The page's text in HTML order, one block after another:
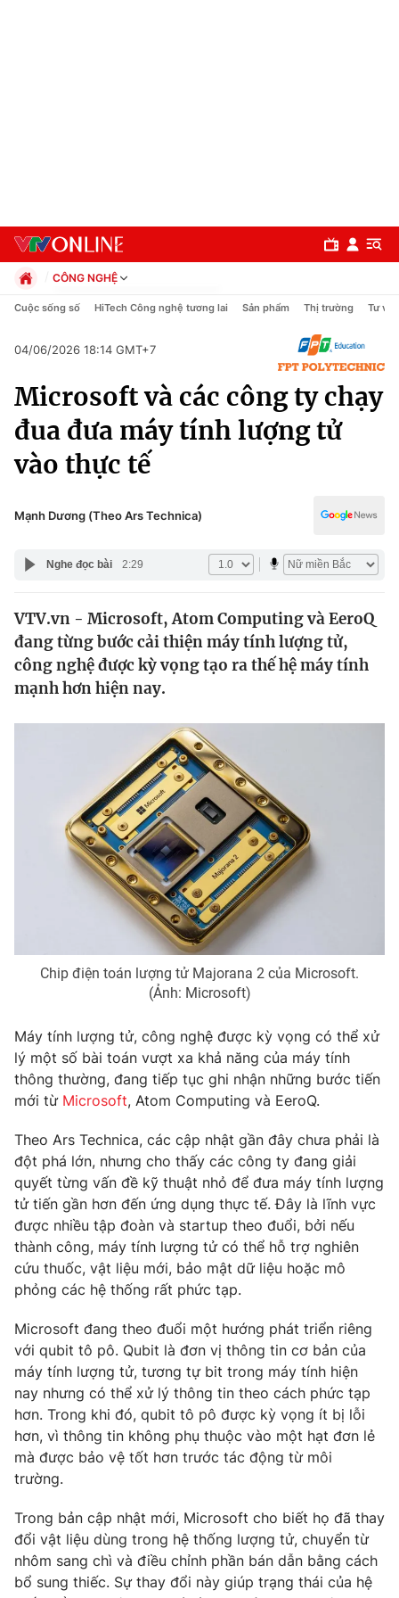
Chính trị
Xã hội
Pháp luật
Y tế
Thế giới
Tin tức
Thế giới đó đây
Câu chuyện quốc tế
Kinh tế
Tài chính
Góc doanh nghiệp
Hậu trường
Giải trí
Điện ảnh
Đời sống
Chất lượng cuộc sống
Tuyển sinh
Công nghệ
Sản phẩm
Thị trường
Giao lưu trực tuyến
Lịch phát sóng
Chuyên mục khác
Emagazine Podcast
Photo Infographic
Video Shorts video
VTV Money VTV Thể thao
VTV Sức khoẻ Bất động sản
Thị trường 24h Tấm lòng Việt
VTV4
VTV9 VTV8
Liên hệ tòa soạn English
CÔNG NGHỆ
Chính trị
Pháp luật
Thể thao
Truyền hình
Văn hóa - Giải trí
Y tế
Công nghệ
Cuộc sống số HiTech Công nghệ tương lai Sản phẩm Thị trường Tư vấn
04/06/2026 18:14 GMT+7
Microsoft và các công ty chạy
đua đưa máy tính lượng tử
vào thực tế
Mạnh Dương (Theo Ars Technica)
Nghe đọc bài 2:29
VTV.vn - Microsoft, Atom Computing và EeroQ
đang từng bước cải thiện máy tính lượng tử,
công nghệ được kỳ vọng tạo ra thế hệ máy tính
mạnh hơn hiện nay.
Chip điện toán lượng tử Majorana 2 của Microsoft.
(Ảnh: Microsoft)
Máy tính lượng tử, công nghệ được kỳ vọng có thể xử
lý một số bài toán vượt xa khả năng của máy tính
thông thường, đang tiếp tục ghi nhận những bước tiến
mới từ Microsoft, Atom Computing và EeroQ.
Theo Ars Technica, các cập nhật gần đây chưa phải là
đột phá lớn, nhưng cho thấy các công ty đang giải
quyết từng vấn đề kỹ thuật nhỏ để đưa máy tính lượng
tử tiến gần hơn đến ứng dụng thực tế. Đây là lĩnh vực
được nhiều tập đoàn và startup theo đuổi, bởi nếu
thành công, máy tính lượng tử có thể hỗ trợ nghiên
cứu thuốc, vật liệu mới, bảo mật dữ liệu hoặc mô
phỏng các hệ thống rất phức tạp.
Microsoft đang theo đuổi một hướng phát triển riêng
với qubit tô pô. Qubit là đơn vị thông tin cơ bản của
máy tính lượng tử, tương tự bit trong máy tính hiện
nay nhưng có thể xử lý thông tin theo cách phức tạp
hơn. Trong khi đó, qubit tô pô được kỳ vọng ít bị lỗi
hơn, vì thông tin không phụ thuộc vào một hạt đơn lẻ
mà được bảo vệ tốt hơn trước tác động từ môi
trường.
Trong bản cập nhật mới, Microsoft cho biết họ đã thay
đổi vật liệu dùng trong hệ thống lượng tử, chuyển từ
nhôm sang chì và điều chỉnh phần bán dẫn bằng cách
bổ sung thiếc. Sự thay đổi này giúp trạng thái của hệ